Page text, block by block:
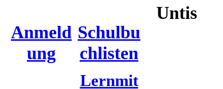
Anmeld
ung
Schulbu
chlisten
Lernmit
Untis